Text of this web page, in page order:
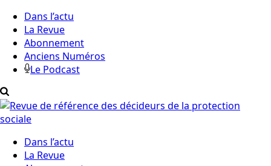
Dans l’actu
La Revue
Abonnement
Anciens Numéros
Le Podcast
Dans l’actu
La Revue